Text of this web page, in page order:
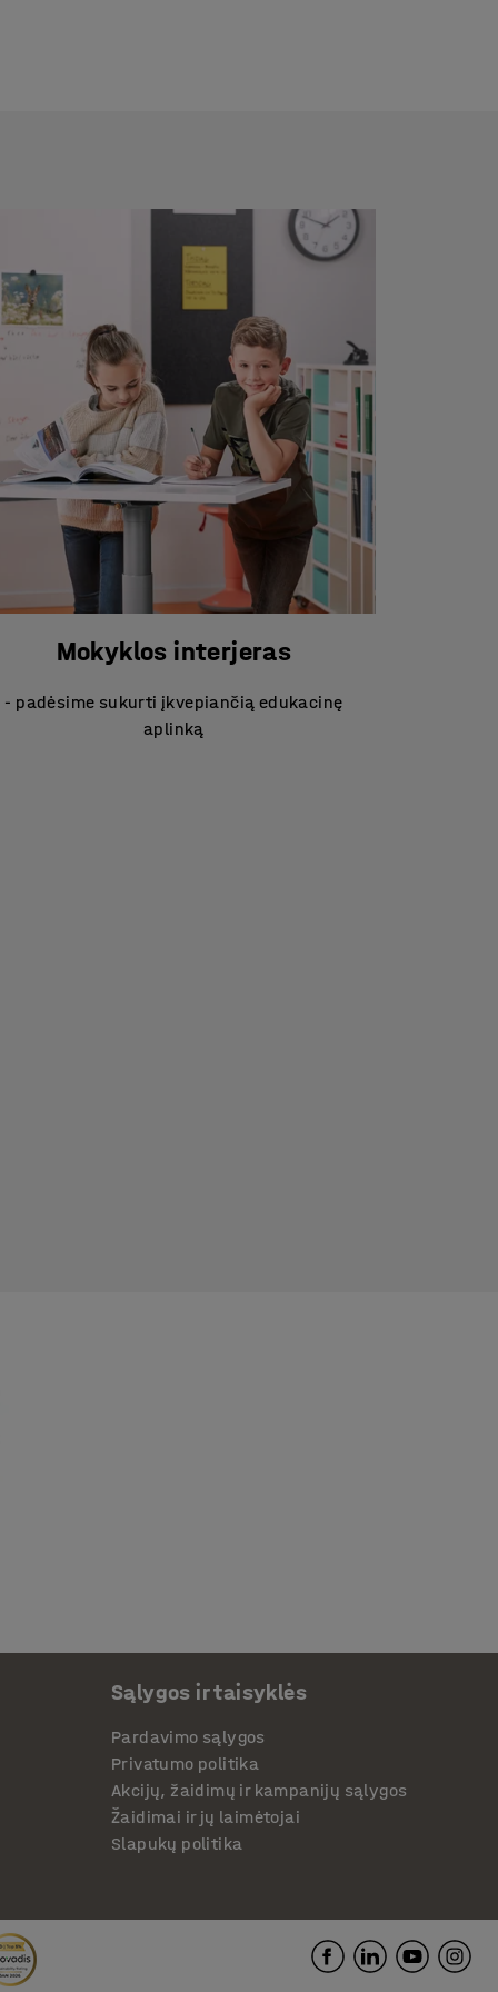
kurių vertė yra
Mokyklos interjeras
- padėsime sukurti įkvepiančią edukacinę
aplinką
Sąlygos ir taisyklės
Pardavimo sąlygos
Privatumo politika
Akcijų, žaidimų ir kampanijų sąlygos
Žaidimai ir jų laimėtojai
Slapukų politika